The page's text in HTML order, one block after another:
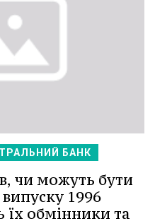
БАНК
чи можуть бути
1996
обмінники та